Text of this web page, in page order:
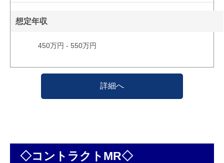
想定年収
450万円 - 550万円
詳細へ
◇コントラクトMR◇